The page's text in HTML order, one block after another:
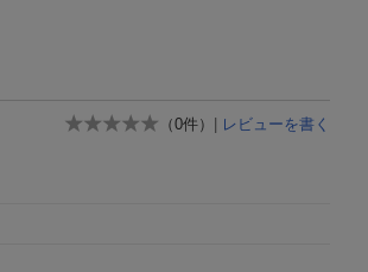
（0件） | レビューを書く